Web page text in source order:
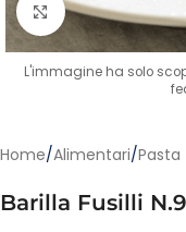
Clicca per
L'immagine ha solo
Home/Alimentari/Pasta
Barilla Fusilli